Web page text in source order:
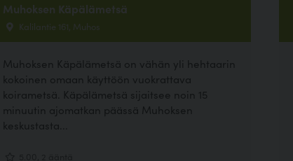
Muhoksen Käpälämetsä
Kalilantie 161, Muhos
Muhoksen Käpälämetsä on vähän yli hehtaarin
kokoinen omaan käyttöön vuokrattava
koirametsä. Käpälämetsä sijaitsee noin 15
minuutin ajomatkan päässä Muhoksen
keskustasta...